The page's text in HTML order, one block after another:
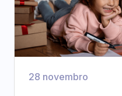
28 novembro